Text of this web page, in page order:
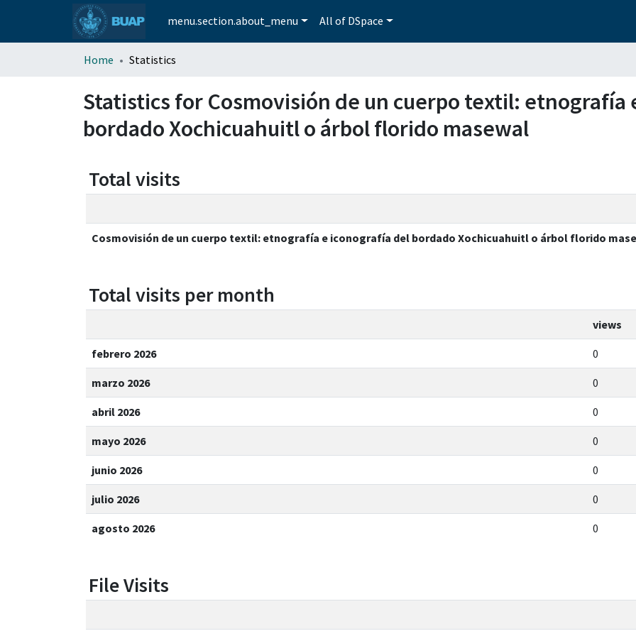
menu.section.about_menu All of DSpace
Home Statistics
Statistics for Cosmovisión de un cuerpo textil: etnografía
bordado Xochicuahuitl o árbol florido masewal
Total visits
Cosmovisión de un cuerpo textil: etnografía e iconografía del bordado Xochicuahuitl o árbol florido
Total visits per month
views
febrero 2026 0
marzo 2026 0
abril 2026 0
mayo 2026 0
junio 2026 0
julio 2026 0
agosto 2026 0
File Visits